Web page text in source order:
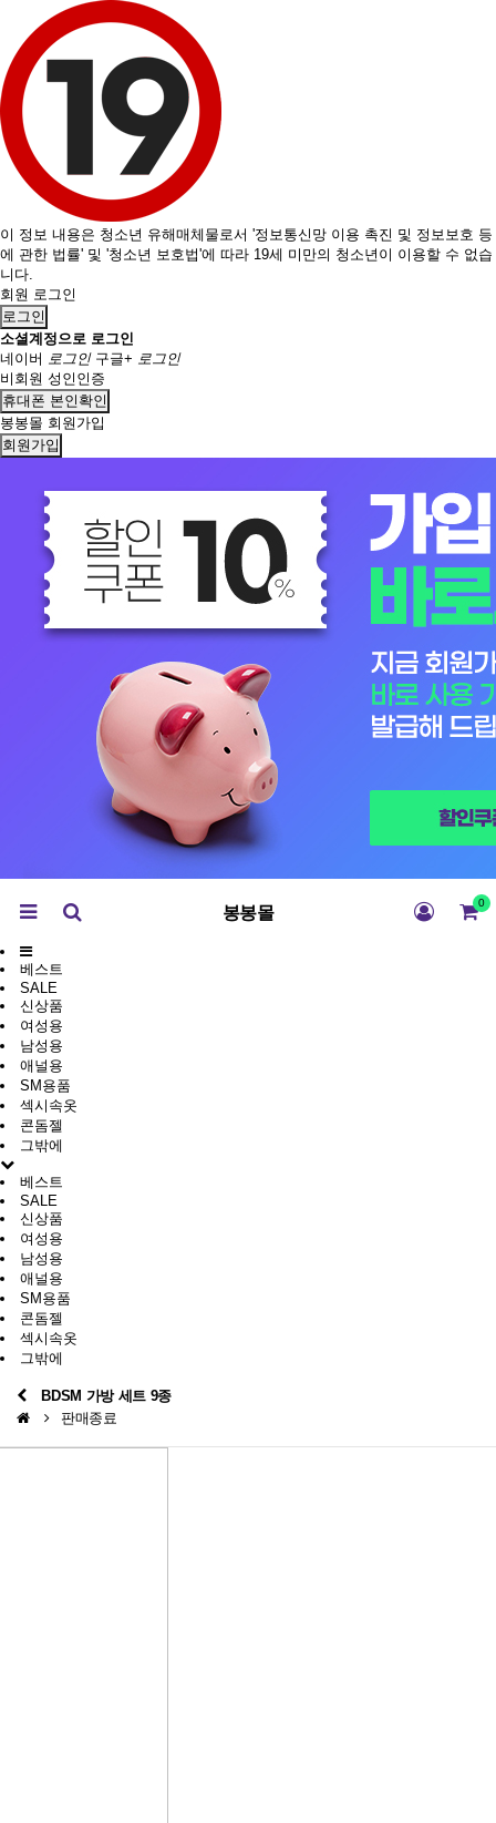
이 정보 내용은 청소년 유해매체물로서 '정보통신망 이용 촉진 및 정보보호 등
에 관한 법률' 및 '청소년 보호법'에 따라 19세 미만의 청소년이 이용할 수 없습
니다.
회원 로그인
로그인
소셜계정으로 로그인
네이버 로그인 구글+ 로그인
비회원 성인인증
휴대폰 본인확인
봉봉몰 회원가입
회원가입
봉봉몰 0
베스트
SALE
신상품
여성용
남성용
애널용
SM용품
섹시속옷
콘돔젤
그밖에
베스트
SALE
신상품
여성용
남성용
애널용
SM용품
콘돔젤
섹시속옷
그밖에
BDSM 가방 세트 9종
판매종료